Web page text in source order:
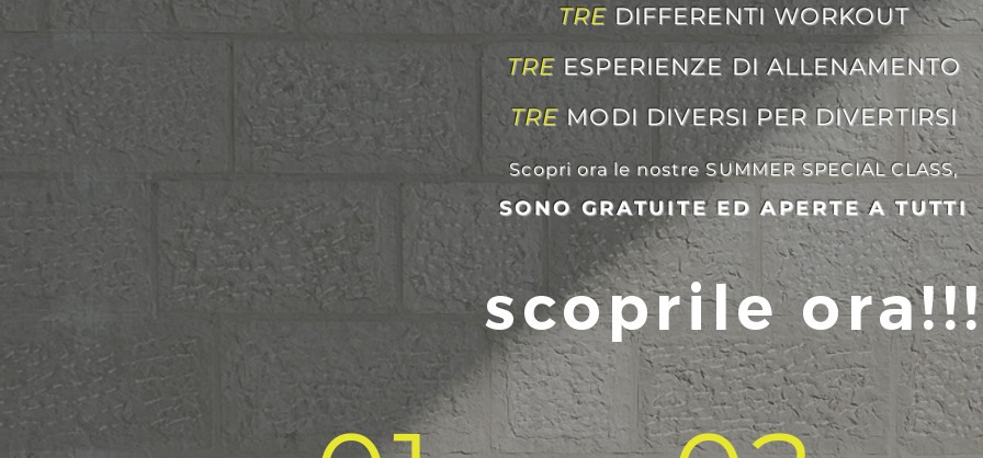
TRE DIFFERENTI WORKOUT
TRE ESPERIENZE DI ALLENAMENTO
TRE MODI DIVERSI PER DIVERTIRSI
Scopri ora le nostre SUMMER SPECIAL CLASS,
SONO GRATUITE ED APERTE A TUTTI
scoprile